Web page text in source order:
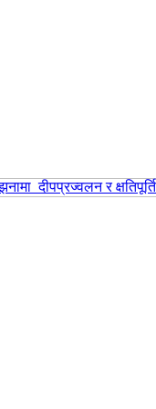
दीपप्रज्वलन र